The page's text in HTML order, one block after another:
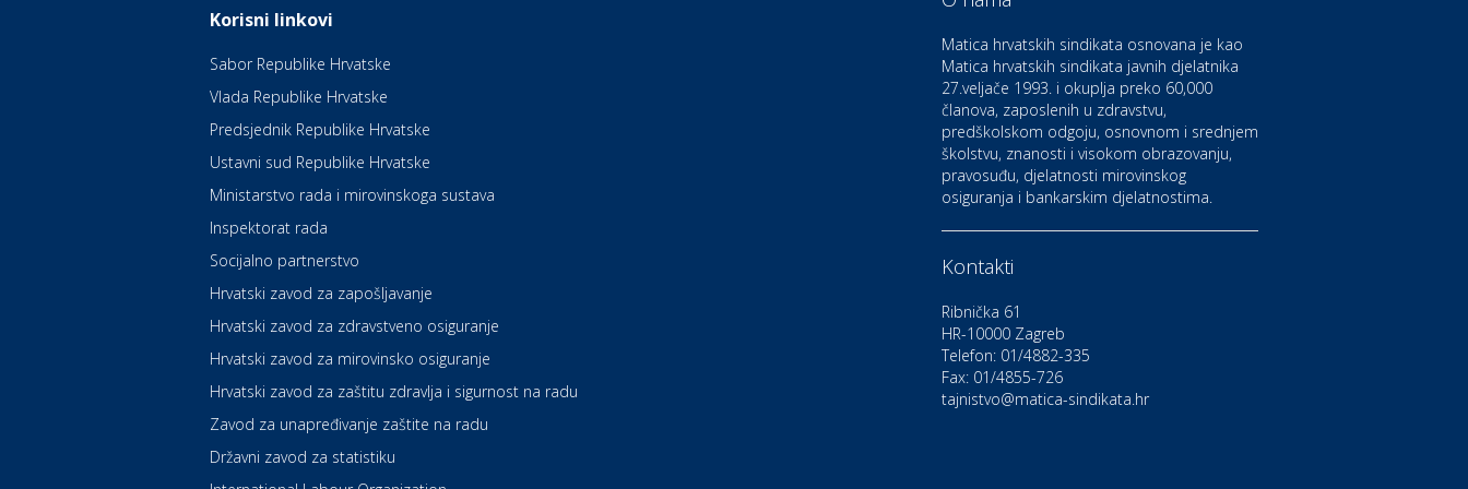
Kultura i edukacija
Kazalište Kerempuh
Kultura i edukacija
Kazalište ZKM
Auto-moto i tehnika
Zdravlje i osiguranje
UNIQA osiguranje
Korisni linkovi
Sabor Republike Hrvatske
Vlada Republike Hrvatske
Predsjednik Republike Hrvatske
Ustavni sud Republike Hrvatske
Ministarstvo rada i mirovinskoga sustava
Inspektorat rada
Socijalno partnerstvo
Hrvatski zavod za zapošljavanje
Hrvatski zavod za zdravstveno osiguranje
Hrvatski zavod za mirovinsko osiguranje
Hrvatski zavod za zaštitu zdravlja i sigurnost na radu
Zavod za unapređivanje zaštite na radu
Državni zavod za statistiku
Matica hrvatskih sindikata osnovana je kao
Matica hrvatskih sindikata javnih djelatnika
27.veljače 1993. i okuplja preko 60,000
članova, zaposlenih u zdravstvu,
predškolskom odgoju, osnovnom i srednjem
školstvu, znanosti i visokom obrazovanju,
pravosuđu, djelatnosti mirovinskog
osiguranja i bankarskim djelatnostima.
Kontakti
Ribnička 61
HR-10000 Zagreb
Telefon: 01/4882-335
Fax: 01/4855-726
tajnistvo@matica-sindikata.hr